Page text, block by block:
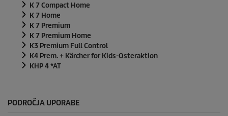
K 7 Compact Home
K 7 Home
K 7 Premium
K 7 Premium Home
K3 Premium Full Control
K4 Prem. + Kärcher for Kids-Osteraktion
KHP 4 *AT
PODROČJA UPORABE